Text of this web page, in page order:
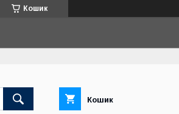
Кошик
Кошик